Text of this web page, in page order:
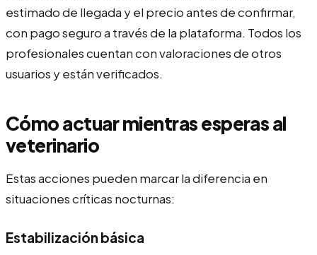
estimado de llegada y el precio antes de confirmar,
con pago seguro a través de la plataforma. Todos los
profesionales cuentan con valoraciones de otros
usuarios y están verificados.
Cómo actuar mientras esperas al
veterinario
Estas acciones pueden marcar la diferencia en
situaciones críticas nocturnas:
Estabilización básica